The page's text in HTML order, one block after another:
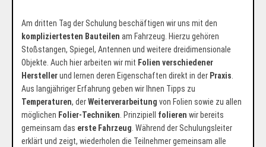
Am dritten Tag der Schulung beschäftigen wir uns mit den
kompliziertesten Bauteilen am Fahrzeug. Hierzu gehören
Stoßstangen, Spiegel, Antennen und weitere dreidimensionale
Objekte. Auch hier arbeiten wir mit Folien verschiedener
Herstellerund lernen deren Eigenschaften direkt in der Praxis.
Aus langjähriger Erfahrung geben wir Ihnen Tipps zu
Temperaturen, derWeiterverarbeitung von Folien sowie zu allen
möglichen Folier-Techniken. Prinzipiell folieren wir bereits
gemeinsam das erste Fahrzeug. Während der Schulungsleiter
erklärt und zeigt, wiederholen die Teilnehmer gemeinsam alle